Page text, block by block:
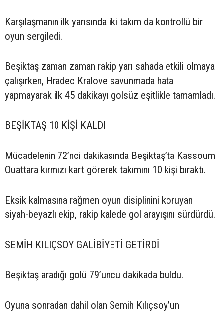
Karşılaşmanın ilk yarısında iki takım da kontrollü bir
oyun sergiledi.
Beşiktaş zaman zaman rakip yarı sahada etkili olmaya
çalışırken, Hradec Kralove savunmada hata
yapmayarak ilk 45 dakikayı golsüz eşitlikle tamamladı.
BEŞİKTAŞ 10 KİŞİ KALDI
Mücadelenin 72’nci dakikasında Beşiktaş’ta Kassoum
Ouattara kırmızı kart görerek takımını 10 kişi bıraktı.
Eksik kalmasına rağmen oyun disiplinini koruyan
siyah-beyazlı ekip, rakip kalede gol arayışını sürdürdü.
SEMİH KILIÇSOY GALİBİYETİ GETİRDİ
Beşiktaş aradığı golü 79’uncu dakikada buldu.
Oyuna sonradan dahil olan Semih Kılıçsoy’un